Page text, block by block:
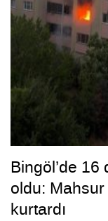
Bingöl’de
oldu:
kurtardı